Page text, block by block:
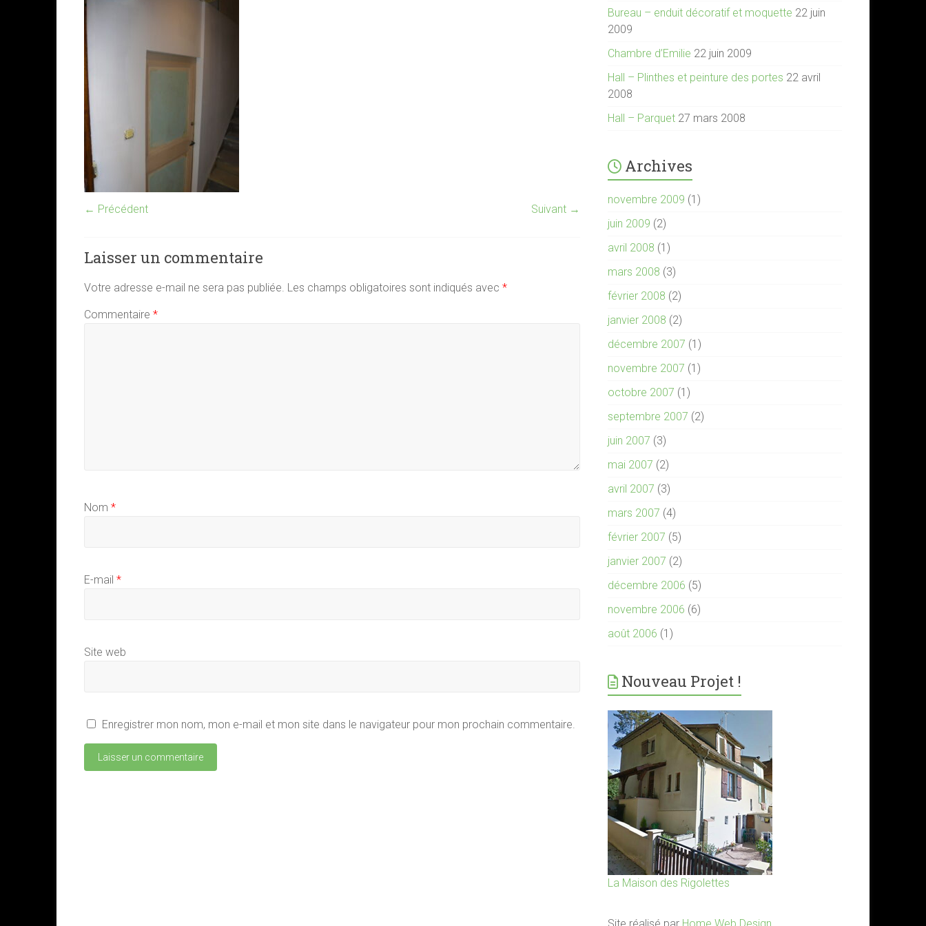
← Précédent Suivant →
Laisser un commentaire
Votre adresse e-mail ne sera pas publiée. Les champs obligatoires sont indiqués avec *
Commentaire *
Nom *
E-mail *
Site web
Enregistrer mon nom, mon e-mail et mon site dans le navigateur pour mon prochain commentaire.
Bureau – enduit décoratif et moquette 22 juin
2009
Chambre d’Emilie 22 juin 2009
Hall – Plinthes et peinture des portes 22 avril
2008
Hall – Parquet 27 mars 2008
Archives
novembre 2009 (1)
juin 2009 (2)
avril 2008 (1)
mars 2008 (3)
février 2008 (2)
janvier 2008 (2)
décembre 2007 (1)
novembre 2007 (1)
octobre 2007 (1)
septembre 2007 (2)
juin 2007 (3)
mai 2007 (2)
avril 2007 (3)
mars 2007 (4)
février 2007 (5)
janvier 2007 (2)
décembre 2006 (5)
novembre 2006 (6)
août 2006 (1)
Nouveau Projet !
La Maison des Rigolettes